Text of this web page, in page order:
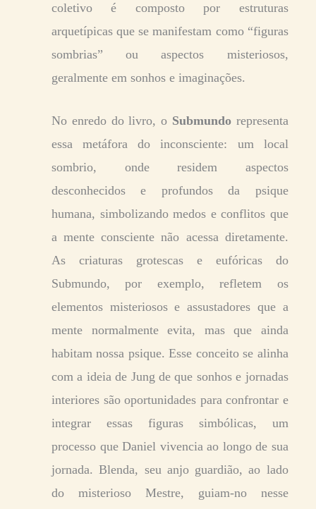
coletivo é composto por estruturas
arquetípicas que se manifestam como “figuras
sombrias” ou aspectos misteriosos,
geralmente em sonhos e imaginações.
No enredo do livro, o Submundorepresenta
essa metáfora do inconsciente: um local
sombrio, onde residem aspectos
desconhecidos e profundos da psique
humana, simbolizando medos e conflitos que
a mente consciente não acessa diretamente.
As criaturas grotescas e eufóricas do
Submundo, por exemplo, refletem os
elementos misteriosos e assustadores que a
mente normalmente evita, mas que ainda
habitam nossa psique. Esse conceito se alinha
com a ideia de Jung de que sonhos e jornadas
interiores são oportunidades para confrontar e
integrar essas figuras simbólicas, um
processo que Daniel vivencia ao longo de sua
jornada. Blenda, seu anjo guardião, ao lado
do misterioso Mestre, guiam-no nesse